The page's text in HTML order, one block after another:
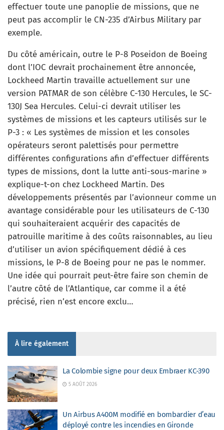
effectuer toute une panoplie de missions, que ne
peut pas accomplir le CN-235 d’Airbus Military par
exemple.
Du côté américain, outre le P-8 Poseidon de Boeing
dont l’IOC devrait prochainement être annoncée,
Lockheed Martin travaille actuellement sur une
version PATMAR de son célèbre C-130 Hercules, le SC-
130J Sea Hercules. Celui-ci devrait utiliser les
systèmes de missions et les capteurs utilisés sur le
P-3 : « Les systèmes de mission et les consoles
opérateurs seront palettisés pour permettre
différentes configurations afin d’effectuer différents
types de missions, dont la lutte anti-sous-marine »
explique-t-on chez Lockheed Martin. Des
développements présentés par l’avionneur comme un
avantage considérable pour les utilisateurs de C-130
qui souhaiteraient acquérir des capacités de
patrouille maritime à des coûts raisonnables, au lieu
d’utiliser un avion spécifiquement dédié à ces
missions, le P-8 de Boeing pour ne pas le nommer.
Une idée qui pourrait peut-être faire son chemin de
l’autre côté de l’Atlantique, car comme il a été
précisé, rien n’est encore exclu…
À lire également
La Colombie signe pour deux Embraer KC-390
5 AOÛT 2026
Un Airbus A400M modifié en bombardier d’eau
déployé contre les incendies en Gironde